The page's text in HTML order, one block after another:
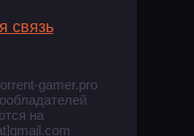
связь
gamer.pro
на